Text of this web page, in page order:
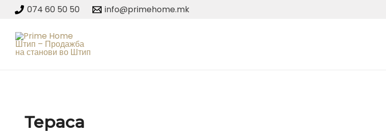
content
074 60 50 50 info@primehome.mk
Тераса